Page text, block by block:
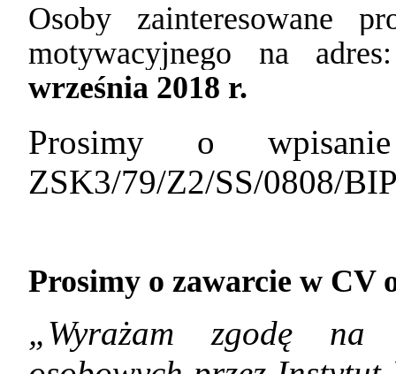
Osoby zainteresowane
motywacyjnego na adres:
września 2018 r.
Prosimy o
ZSK3/79/Z2/SS/0808/
Prosimy o zawarcie w CV
„Wyrażam zgodę na